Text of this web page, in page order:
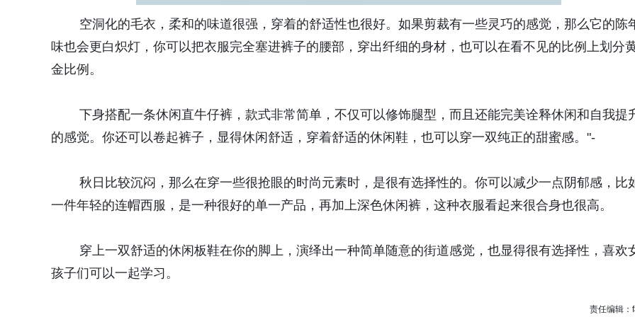
空洞化的毛衣，柔和的味道很强，穿着的舒适性也很好。如果剪裁有一些灵巧的感觉，那么它的陈
味也会更白炽灯，你可以把衣服完全塞进裤子的腰部，穿出纤细的身材，也可以在看不见的比例上划分
金比例。
下身搭配一条休闲直牛仔裤，款式非常简单，不仅可以修饰腿型，而且还能完美诠释休闲和自我提
的感觉。你还可以卷起裤子，显得休闲舒适，穿着舒适的休闲鞋，也可以穿一双纯正的甜蜜感。"-
秋日比较沉闷，那么在穿一些很抢眼的时尚元素时，是很有选择性的。你可以减少一点阴郁感，比
一件年轻的连帽西服，是一种很好的单一产品，再加上深色休闲裤，这种衣服看起来很合身也很高。
穿上一双舒适的休闲板鞋在你的脚上，演绎出一种简单随意的街道感觉，也显得很有选择性，喜欢
孩子们可以一起学习。
责任编辑：